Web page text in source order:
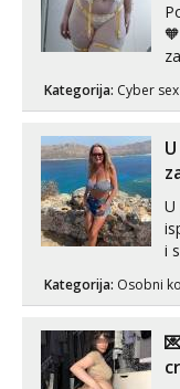
Kategorija: Cyber sex
U
i
Kategorija: Osobni